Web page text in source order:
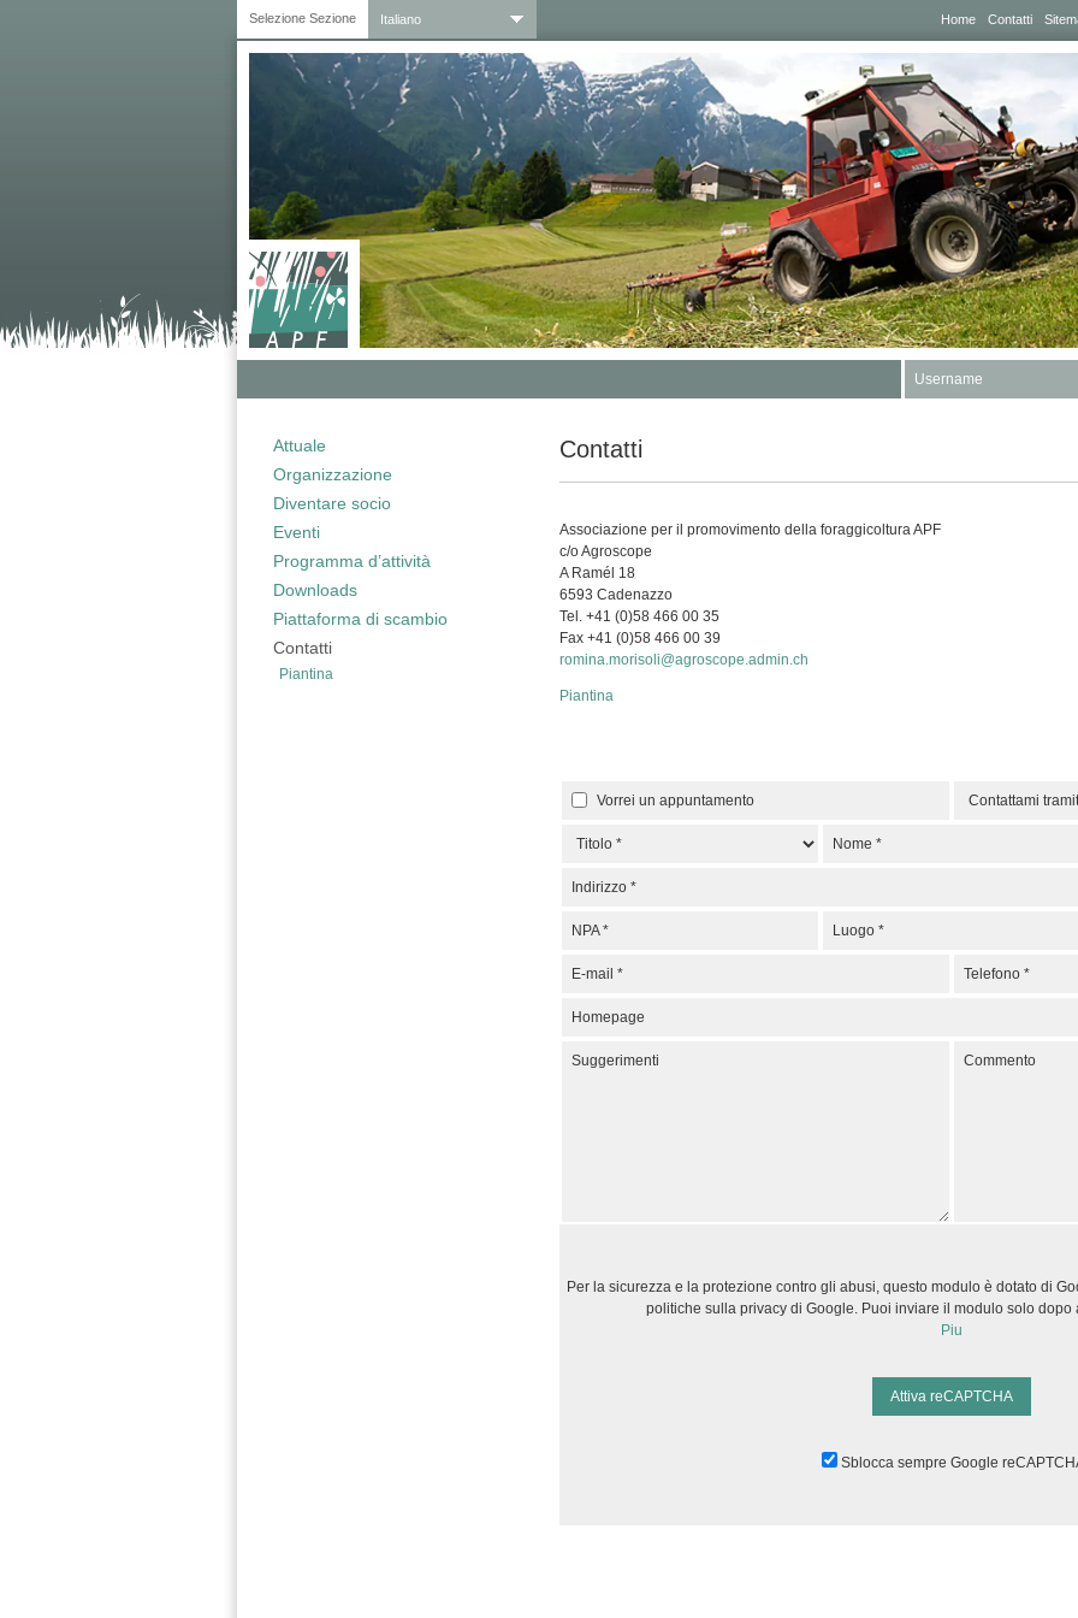
Selezione Sezione Italiano Home Contatti
Username
Attuale
Organizzazione
Diventare socio
Eventi
Programma d’attività
Downloads
Piattaforma di scambio
Contatti
Piantina
Contatti
Associazione per il promovimento della foraggicoltura APF
c/o Agroscope
A Ramél 18
6593 Cadenazzo
Tel. +41 (0)58 466 00 35
Fax +41 (0)58 466 00 39
romina.morisoli
agroscope.admin.ch
Piantina
Vorrei un appuntamento
Nome *
Indirizzo *
NPA* Luogo *
E-mail * Telefono *
Homepage
Suggerimenti Commento
Per la sicurezza e la protezione contro gli abusi, questo modulo è dotato di
politiche sulla privacy di Google. Puoi inviare il modulo solo dopo
Piu
Attiva reCAPTCHA
Sblocca sempre Google